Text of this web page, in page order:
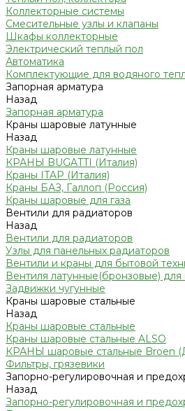
Коллекторные системы
Смесительные узлы и клапаны
Шкафы коллекторные
Электрический теплый пол
Автоматика
Комплектующие для водяного
Запорная арматура
Назад
Запорная арматура
Краны шаровые латунные
Назад
Краны шаровые латунные
КРАНЫ BUGATTI (Италия)
Краны ITAP (Италия)
Краны БАЗ, Галлоп (Россия)
Краны шаровые для газа
Вентили для радиаторов
Назад
Вентили для радиаторов
Узлы для панельных радиаторов
Вентили и краны для бытовой
Вентиля латунные(бронзовые) для
Задвижки чугунные
Краны шаровые стальные
Назад
Краны шаровые стальные
Краны шаровые стальные ALSO
КРАНЫ шаровые стальные Broen
Фильтры, грязевики
Запорно-регулировочная и
Назад
Запорно-регулировочная и